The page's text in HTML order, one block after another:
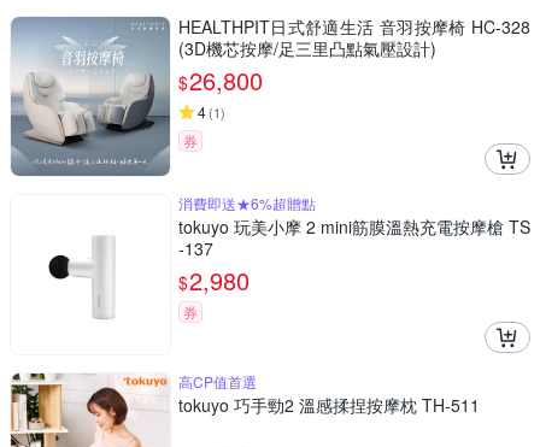
HEALTHPIT日式舒適生活 音羽按摩椅 HC-328
(3D機芯按摩/足三里凸點氣壓設計)
$26,800
4(1)
券
消費即送★6%超贈點
tokuyo 玩美小摩 2 mini筋膜溫熱充電按摩槍 TS
-137
$2,980
券
高CP值首選
tokuyo 巧手勁2 溫感揉捏按摩枕 TH-511